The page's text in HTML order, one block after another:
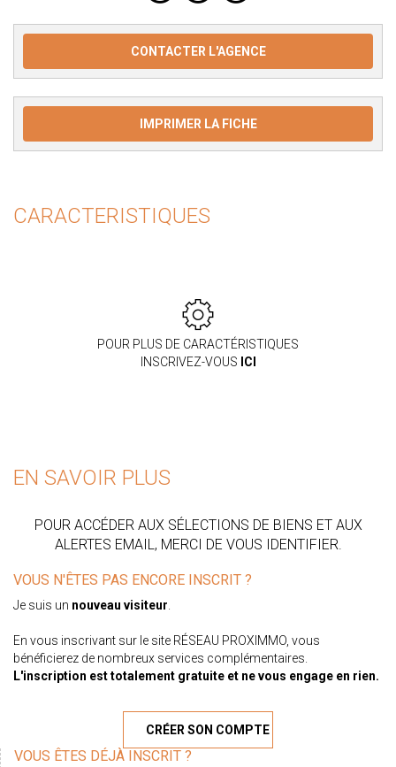
CONTACTER L'AGENCE
IMPRIMER LA FICHE
CARACTERISTIQUES
POUR PLUS DE CARACTÉRISTIQUES
INSCRIVEZ-VOUS ICI
EN SAVOIR PLUS
POUR ACCÉDER AUX SÉLECTIONS DE BIENS ET AUX
ALERTES EMAIL, MERCI DE VOUS IDENTIFIER.
VOUS N'ÊTES PAS ENCORE INSCRIT ?
Je suis un nouveau visiteur
En vous inscrivant sur le site RÉSEAU PROXIMMO, vous
bénéficierez de nombreux services complémentaires.
L'inscription est totalement gratuite et ne vous engage en rien.
CRÉER SON COMPTE
VOUS ÊTES DÉJÀ INSCRIT ?